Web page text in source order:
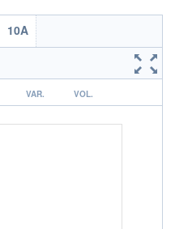
03h41
CLÔTURE VEILLE
9,7568
10A
VAR. VOL.